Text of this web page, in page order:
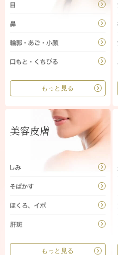
もっと見る
美容皮膚
もっと見る